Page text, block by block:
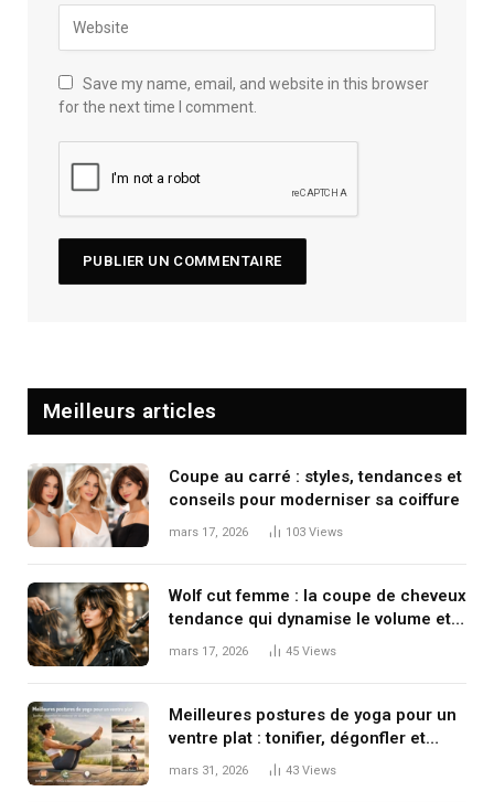
Save my name, email, and website in this browser
for the next time I comment.
Meilleurs articles
Coupe au carré : styles, tendances et
conseils pour moderniser sa coiffure
mars 17, 2026 103 Views
Wolf cut femme : la coupe de cheveux
tendance qui dynamise le volume et
le mouvement
mars 17, 2026 45 Views
Meilleures postures de yoga pour un
ventre plat : tonifier, dégonfler et
renforcer en douceur
mars 31, 2026 43 Views